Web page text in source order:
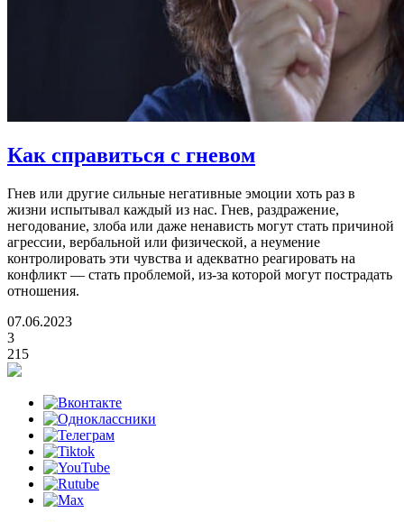
Как справиться с гневом
Гнев или другие сильные негативные эмоции хоть раз в
жизни испытывал каждый из нас. Гнев, раздражение,
негодование, злоба или даже ненависть могут стать причиной
агрессии, вербальной или физической, а неумение
контролировать эти чувства и адекватно реагировать на
конфликт — стать проблемой, из-за которой могут пострадать
отношения.
07.06.2023
3
215